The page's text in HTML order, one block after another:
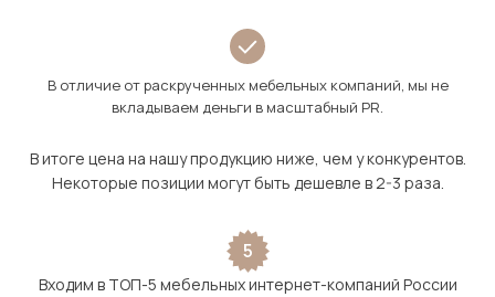
В отличие от раскрученных мебельных компаний, мы не
вкладываем деньги в масштабный PR.
В итоге цена на нашу продукцию ниже, чем у конкурентов.
Некоторые позиции могут быть дешевле в 2-3 раза.
5
Входим в ТОП-5 мебельных интернет-компаний России